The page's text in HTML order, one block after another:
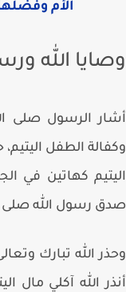
الأم وفضلها
الله
الرسول صلى
الطفل اليتيم،
كهاتين في
رسول الله صلى
الله تبارك
الله آكلي مال